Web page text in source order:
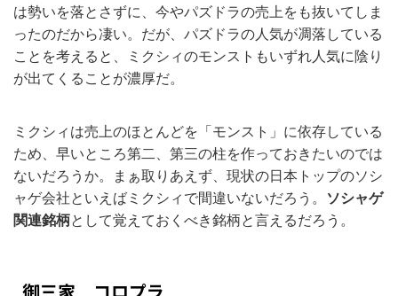
は勢いを落とさずに、今やパズドラの売上をも抜いてしま
ったのだから凄い。だが、パズドラの人気が凋落している
ことを考えると、ミクシィのモンストもいずれ人気に陰り
が出てくることが濃厚だ。
ミクシィは売上のほとんどを「モンスト」に依存している
ため、早いところ第二、第三の柱を作っておきたいのでは
ないだろうか。まぁ取りあえず、現状の日本トップのソシ
ャゲ会社といえばミクシィで間違いないだろう。 ソシャゲ
関連銘柄として覚えておくべき銘柄と言えるだろう。